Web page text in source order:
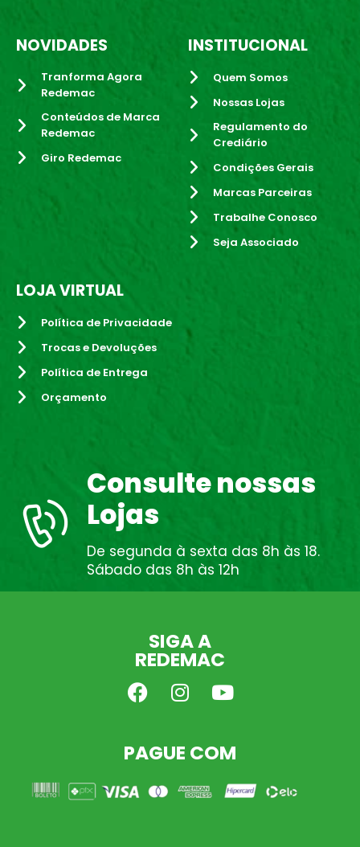
NOVIDADES
Tranforma Agora
Redemac
Conteúdos de Marca
Redemac
Giro Redemac
INSTITUCIONAL
Quem Somos
Nossas Lojas
Regulamento do
Crediário
Condições Gerais
Marcas Parceiras
Trabalhe Conosco
Seja Associado
LOJA VIRTUAL
Política de Privacidade
Trocas e Devoluções
Política de Entrega
Orçamento
Consulte nossas
Lojas
De segunda à sexta das 8h às 18.
Sábado das 8h às 12h
SIGA A
REDEMAC
PAGUE COM